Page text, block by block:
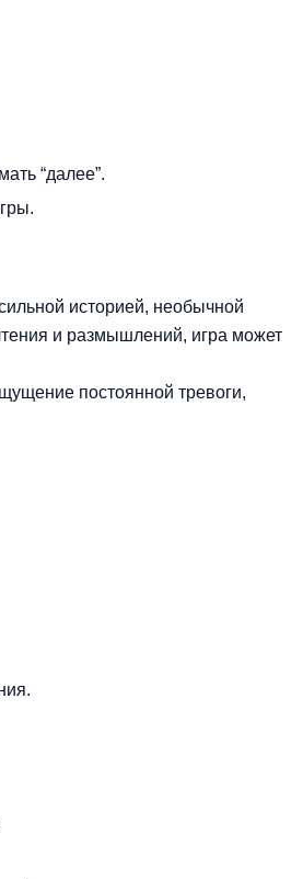
“далее”.
историей, необычной
и размышлений, игра может
постоянной тревоги,